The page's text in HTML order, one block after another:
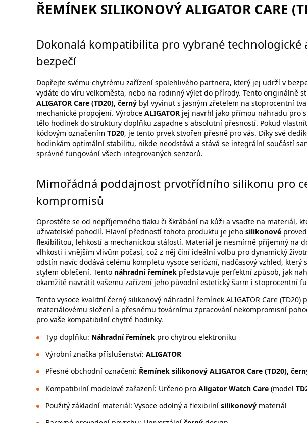
ŘEMÍNEK SILIKONOVÝ ALIGATOR CARE
Dokonalá kompatibilita pro vybrané technologické
bezpečí
Dopřejte svému chytrému zařízení spolehlivého partnera, který jej udrží v
vydáte do víru velkoměsta, nebo na rodinný výlet do přírody. Tento originálně
ALIGATOR Care (TD20), černý byl vyvinut s jasným zřetelem na stoprocentní
mechanické propojení. Výrobce ALIGATOR jej navrhl jako přímou náhradu pro
tělo hodinek do struktury doplňku zapadne s absolutní přesností. Pokud
kódovým označením TD20, je tento prvek stvořen přesně pro vás. Díky své
hodinkám optimální stabilitu, nikde neodstává a stává se integrální součástí
správné fungování všech integrovaných senzorů.
Mimořádná poddajnost prvotřídního silikonu pro
kompromisů
Oprostěte se od nepříjemného tlaku či škrábání na kůži a vsaďte na materiál,
uživatelské pohodlí. Hlavní předností tohoto produktu je jeho silikonové
flexibilitou, lehkostí a mechanickou stálostí. Materiál je nesmírně příjemný na
vlhkosti i vnějším vlivům počasí, což z něj činí ideální volbu pro dynamický
odstín navíc dodává celému kompletu vysoce seriózní, nadčasový vzhled, který
stylem oblečení. Tento náhradní řemínek představuje perfektní způsob, jak
okamžitě navrátit vašemu zařízení jeho původní estetický šarm i stoprocentní
Tento vysoce kvalitní černý silikonový náhradní řemínek ALIGATOR Care
materiálovému složení a přesnému továrnímu zpracování nekompromisní
pro vaše kompatibilní chytré hodinky.
Typ doplňku: Náhradní řemínekpro chytrou elektroniku
Výrobní značka příslušenství: ALIGATOR
Přesné obchodní označení: Řemínek silikonový ALIGATOR Care (TD20),
Kompatibilní modelové zařazení: Určeno pro Aligator Watch Care(model
Použitý základní materiál: Vysoce odolný a flexibilní silikonovýmateriál